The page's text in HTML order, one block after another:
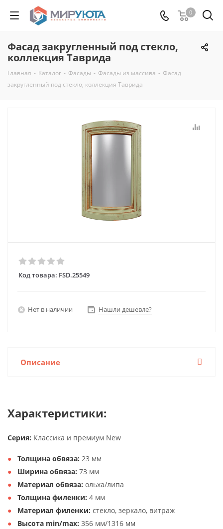
0
Фасад закругленный под стекло,
коллекция Таврида
Главная - Каталог - Фасады - Фасады из массива - Фасад
закругленный под стекло, коллекция Таврида
Код товара: FSD.25549
Нет в наличии Нашли дешевле?
Описание
Характеристики:
Серия: Классика и премиум New
Толщина обвяза: 23 мм
Ширина обвяза: 73 мм
Материал обвяза: ольха/липа
Толщина филенки: 4 мм
Материал филенки: стекло, зеркало, витраж
Высота min/max: 356 мм/1316 мм